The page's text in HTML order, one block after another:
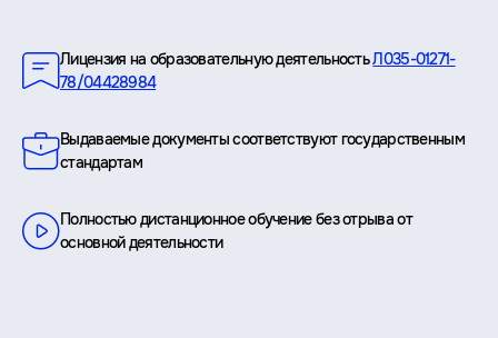
Лицензия на образовательную деятельностьЛ035-01271-
78/04428984
Выдаваемые документы соответствуют государственным
стандартам
Полностью дистанционное обучение без отрыва от
основной деятельности